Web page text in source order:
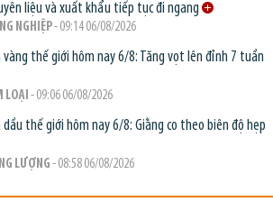
liệu và xuất khẩu tiếp tục đi ngang
NGHIỆP- 09:14 06/08/2026
vàng thế giới hôm nay 6/8: Tăng vọt lên đỉnh 7 tuần
LOẠI - 09:06 06/08/2026
dầu thế giới hôm nay 6/8: Giằng co theo biên độ hẹp
LƯỢNG - 08:58 06/08/2026